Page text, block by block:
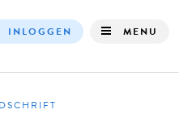
INLOGGEN MENU